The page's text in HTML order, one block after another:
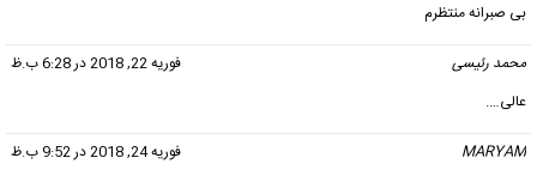
بی صبرانه منتظرم
محمد رئیسی
فوریه 22, 2018 در 6:28 ب.ظ
عالی….
MARYAM
فوریه 24, 2018 در 9:52 ب.ظ